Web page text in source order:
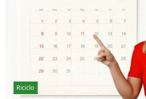
Riciclo